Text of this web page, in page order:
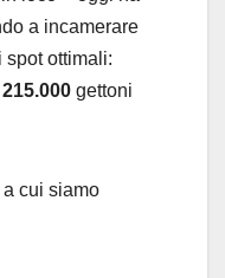
a incamerare
spot ottimali:
215.000 gettoni
cui siamo